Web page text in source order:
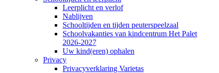
Leerplicht en verlof
Nablijven
Schooltijden en tijden peuterspeelzaal
Schoolvakanties van kindcentrum Het Palet
2026-2027
Uw kind(eren) ophalen
Privacy
Privacyverklaring Varietas